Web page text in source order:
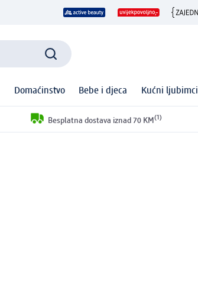
Domaćinstvo Bebe i djeca Kućni ljubimci
Besplatna dostava iznad 70 KM (1)